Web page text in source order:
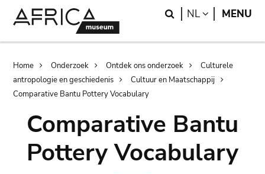
Search
NL LANGUAGE
MENU
Breadcrumb
Home Onderzoek Ontdek ons onderzoek
Culturele
antropologie en geschiedenis
Cultuur en Maatschappij
Comparative Bantu Pottery Vocabulary
Comparative Bantu
Pottery Vocabulary